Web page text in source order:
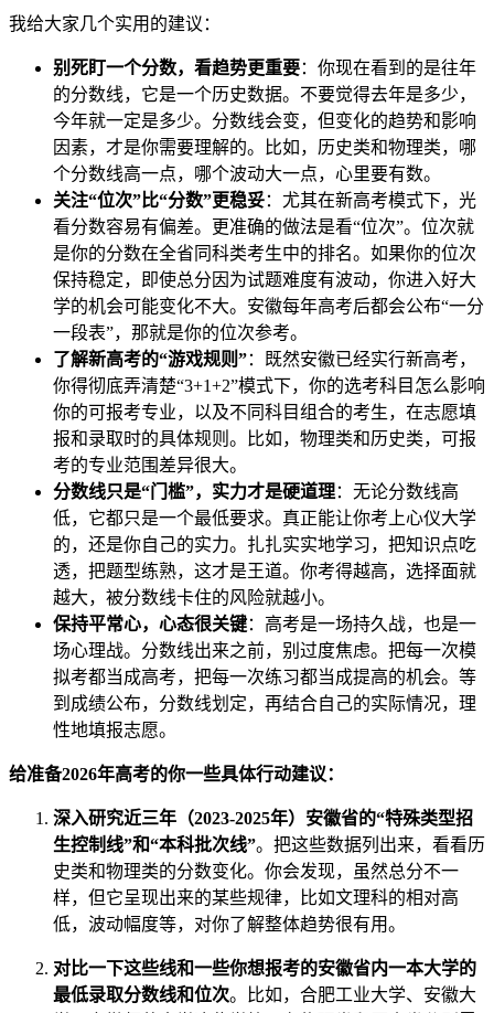
我给大家几个实用的建议：
别死盯一个分数，看趋势更重要：你现在看到的是往年
的分数线，它是一个历史数据。不要觉得去年是多少，
今年就一定是多少。分数线会变，但变化的趋势和影响
因素，才是你需要理解的。比如，历史类和物理类，哪
个分数线高一点，哪个波动大一点，心里要有数。
关注“位次”比“分数”更稳妥：尤其在新高考模式下，光
看分数容易有偏差。更准确的做法是看“位次”。位次就
是你的分数在全省同科类考生中的排名。如果你的位次
保持稳定，即使总分因为试题难度有波动，你进入好大
学的机会可能变化不大。安徽每年高考后都会公布“一分
一段表”，那就是你的位次参考。
了解新高考的“游戏规则”：既然安徽已经实行新高考，
你得彻底弄清楚“3+1+2”模式下，你的选考科目怎么影响
你的可报考专业，以及不同科目组合的考生，在志愿填
报和录取时的具体规则。比如，物理类和历史类，可报
考的专业范围差异很大。
分数线只是“门槛”，实力才是硬道理：无论分数线高
低，它都只是一个最低要求。真正能让你考上心仪大学
的，还是你自己的实力。扎扎实实地学习，把知识点吃
透，把题型练熟，这才是王道。你考得越高，选择面就
越大，被分数线卡住的风险就越小。
保持平常心，心态很关键：高考是一场持久战，也是一
场心理战。分数线出来之前，别过度焦虑。把每一次模
拟考都当成高考，把每一次练习都当成提高的机会。等
到成绩公布，分数线划定，再结合自己的实际情况，理
性地填报志愿。
给准备2026年高考的你一些具体行动建议：
深入研究近三年（2023-2025年）安徽省的“特殊类型招
生控制线”和“本科批次线”。把这些数据列出来，看看历
史类和物理类的分数变化。你会发现，虽然总分不一
样，但它呈现出来的某些规律，比如文理科的相对高
低，波动幅度等，对你了解整体趋势很有用。
对比一下这些线和一些你想报考的安徽省内一本大学的
最低录取分数线和位次。比如，合肥工业大学、安徽大